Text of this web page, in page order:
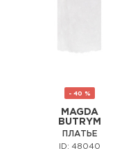
- 40 %
MAGDA
BUTRYM
ПЛАТЬЕ
ID: 48040